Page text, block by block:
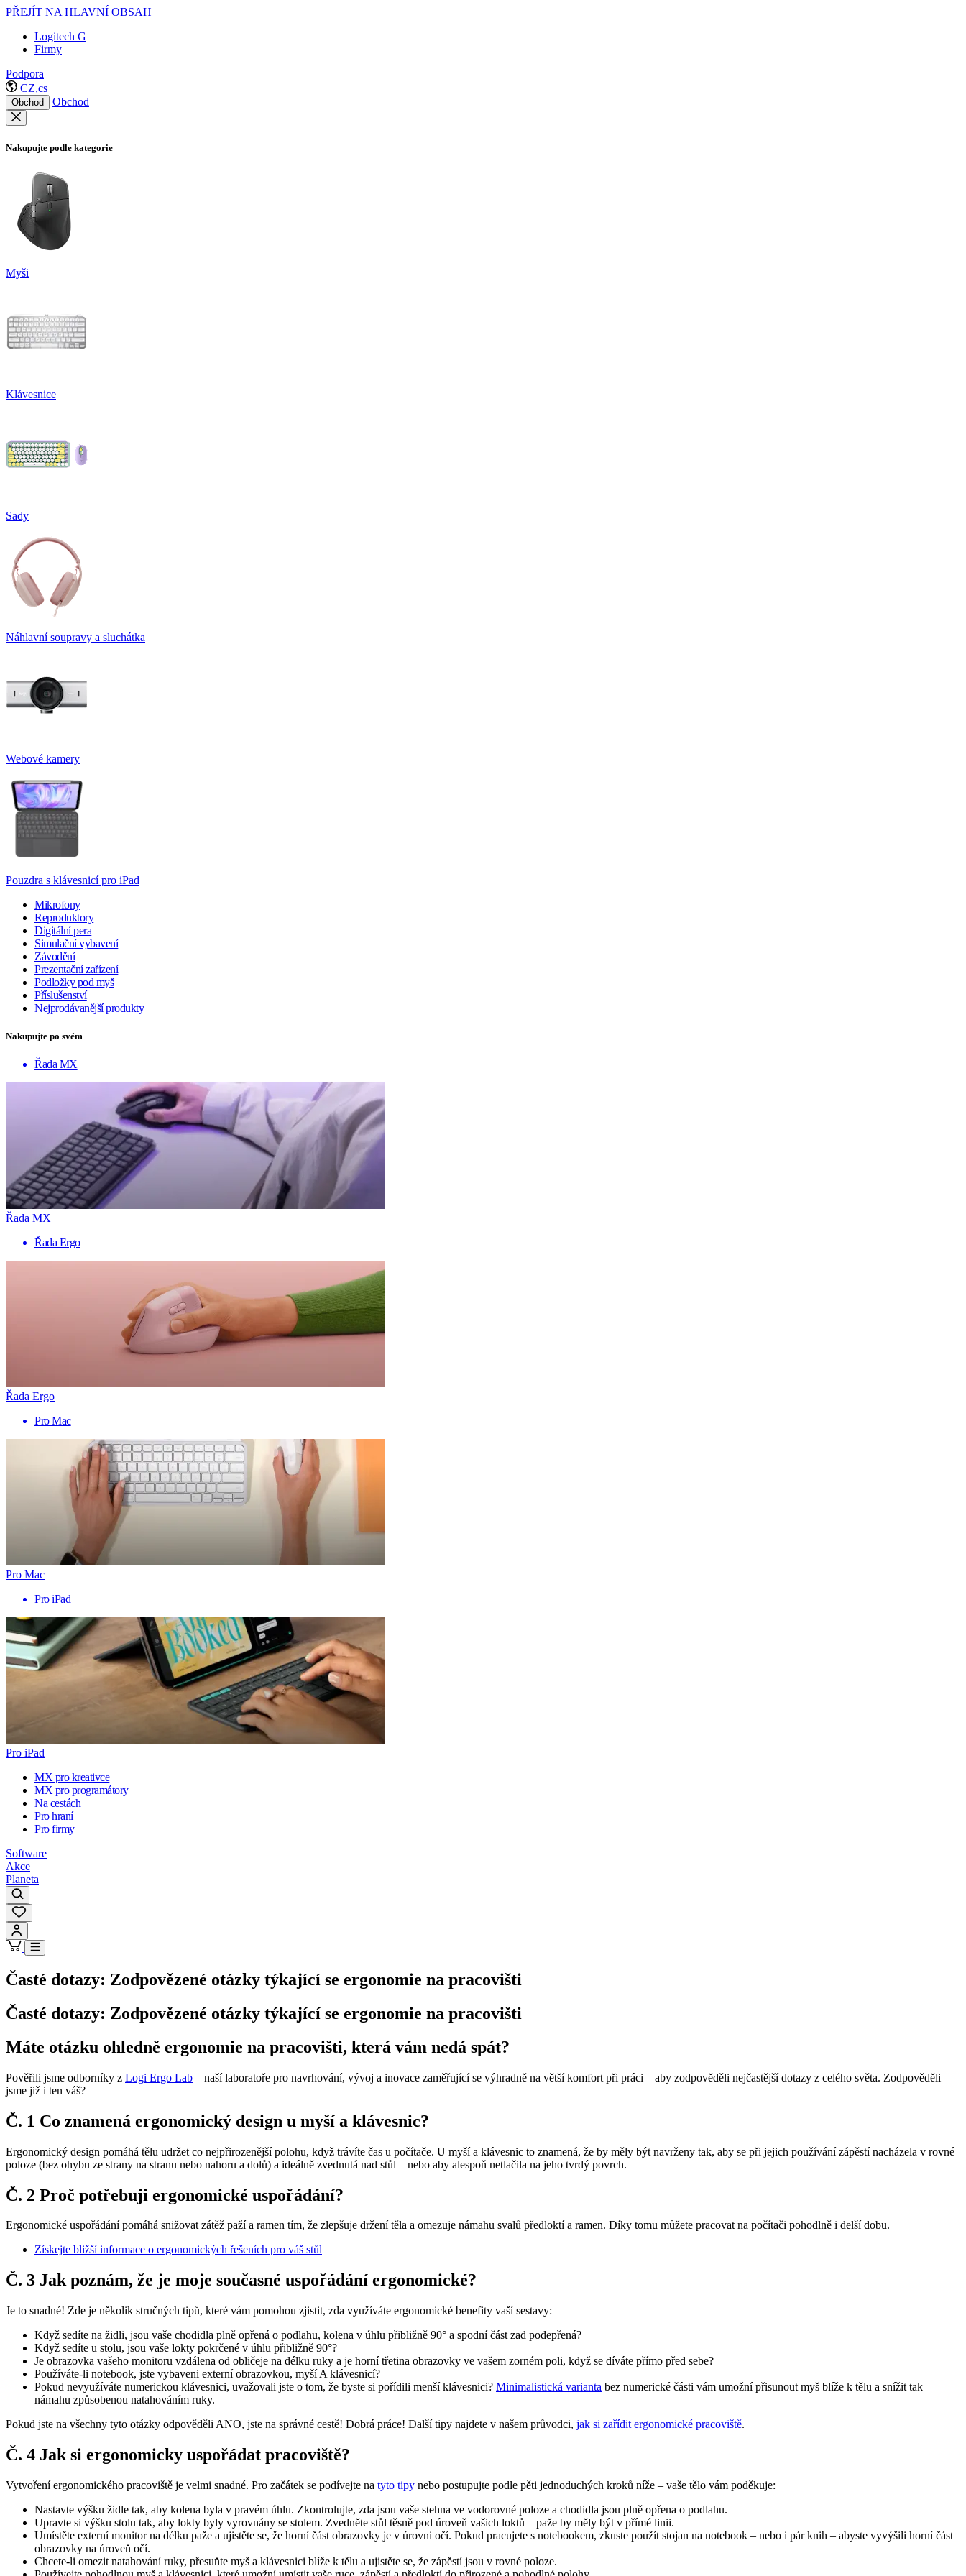
PŘEJÍT NA HLAVNÍ OBSAH
Logitech G
Firmy
Podpora
CZ,cs
Obchod Obchod
Nakupujte podle kategorie
Myši
Klávesnice
Sady
Náhlavní soupravy a sluchátka
Webové kamery
Pouzdra s klávesnicí pro iPad
Mikrofony
Reproduktory
Digitální pera
Simulační vybavení
Závodění
Prezentační zařízení
Podložky pod myš
Příslušenství
Nejprodávanější produkty
Nakupujte po svém
Řada MX
Řada MX
Řada Ergo
Řada Ergo
Pro Mac
Pro Mac
Pro iPad
Pro iPad
MX pro kreativce
MX pro programátory
Na cestách
Pro hraní
Pro firmy
Software
Akce
Planeta
Časté dotazy: Zodpovězené otázky týkající se ergonomie na pracovišti
Časté dotazy: Zodpovězené otázky týkající se ergonomie na pracovišti
Máte otázku ohledně ergonomie na pracovišti, která vám nedá spát?
Pověřili jsme odborníky z Logi Ergo Lab – naší laboratoře pro navrhování, vývoj a inovace zaměřující se výhradně na větší komfort při práci – aby zodpověděli nejčastější dotazy z celého světa. Zodpověděli
jsme již i ten váš?
Č. 1 Co znamená ergonomický design u myší a klávesnic?
Ergonomický design pomáhá tělu udržet co nejpřirozenější polohu, když trávíte čas u počítače. U myší a klávesnic to znamená, že by měly být navrženy tak, aby se při jejich používání zápěstí nacházela v rovné
poloze (bez ohybu ze strany na stranu nebo nahoru a dolů) a ideálně zvednutá nad stůl – nebo aby alespoň netlačila na jeho tvrdý povrch.
Č. 2 Proč potřebuji ergonomické uspořádání?
Ergonomické uspořádání pomáhá snižovat zátěž paží a ramen tím, že zlepšuje držení těla a omezuje námahu svalů předloktí a ramen. Díky tomu můžete pracovat na počítači pohodlně i delší dobu.
Získejte bližší informace o ergonomických řešeních pro váš stůl
Č. 3 Jak poznám, že je moje současné uspořádání ergonomické?
Je to snadné! Zde je několik stručných tipů, které vám pomohou zjistit, zda využíváte ergonomické benefity vaší sestavy:
Když sedíte na židli, jsou vaše chodidla plně opřená o podlahu, kolena v úhlu přibližně 90° a spodní část zad podepřená?
Když sedíte u stolu, jsou vaše lokty pokrčené v úhlu přibližně 90°?
Je obrazovka vašeho monitoru vzdálena od obličeje na délku ruky a je horní třetina obrazovky ve vašem zorném poli, když se díváte přímo před sebe?
Používáte-li notebook, jste vybaveni externí obrazovkou, myší A klávesnicí?
Pokud nevyužíváte numerickou klávesnici, uvažovali jste o tom, že byste si pořídili menší klávesnici? Minimalistická varianta bez numerické části vám umožní přisunout myš blíže k tělu a snížit tak
námahu způsobenou natahováním ruky.
Pokud jste na všechny tyto otázky odpověděli ANO, jste na správné cestě! Dobrá práce! Další tipy najdete v našem průvodci, jak si zařídit ergonomické pracoviště.
Č. 4 Jak si ergonomicky uspořádat pracoviště?
Vytvoření ergonomického pracoviště je velmi snadné. Pro začátek se podívejte na tyto tipy nebo postupujte podle pěti jednoduchých kroků níže – vaše tělo vám poděkuje:
Nastavte výšku židle tak, aby kolena byla v pravém úhlu. Zkontrolujte, zda jsou vaše stehna ve vodorovné poloze a chodidla jsou plně opřena o podlahu.
Upravte si výšku stolu tak, aby lokty byly vyrovnány se stolem. Zvedněte stůl těsně pod úroveň vašich loktů – paže by měly být v přímé linii.
Umístěte externí monitor na délku paže a ujistěte se, že horní část obrazovky je v úrovni očí. Pokud pracujete s notebookem, zkuste použít stojan na notebook – nebo i pár knih – abyste vyvýšili horní část
obrazovky na úroveň očí.
Chcete-li omezit natahování ruky, přesuňte myš a klávesnici blíže k tělu a ujistěte se, že zápěstí jsou v rovné poloze.